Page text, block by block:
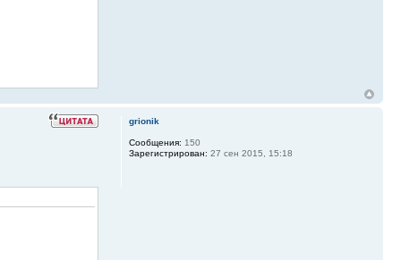
grionik
Сообщения: 150
Зарегистрирован: 27 сен 2015, 15:18